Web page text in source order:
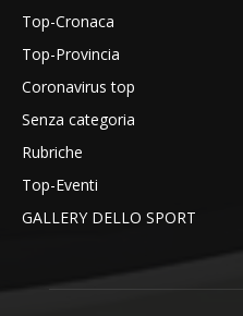
Top-Cronaca
Top-Provincia
Coronavirus top
Senza categoria
Rubriche
Top-Eventi
GALLERY DELLO SPORT